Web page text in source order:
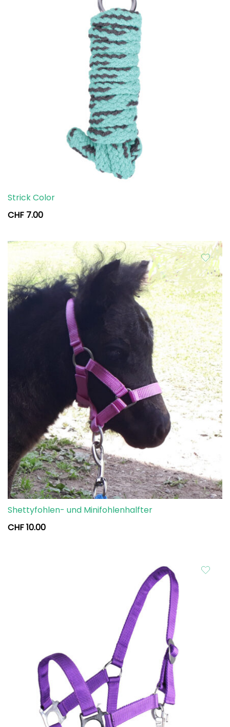
Strick Color
CHF 7.00
Shettyfohlen- und Minifohlenhalfter
CHF10.00